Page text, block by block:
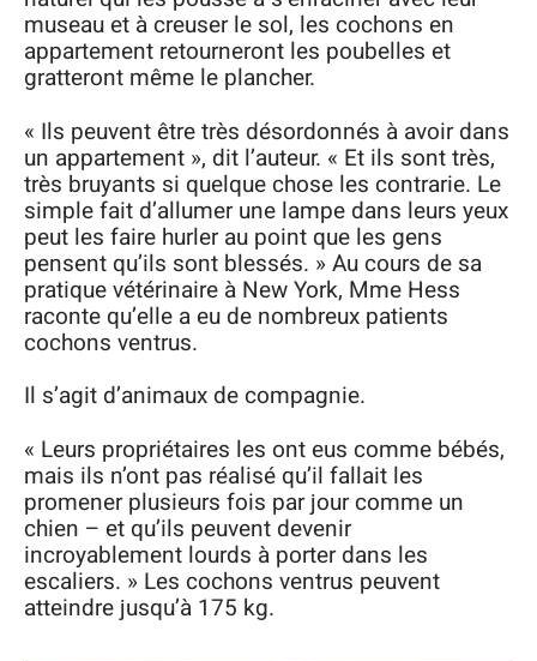
museau et à creuser le sol, les cochons en
appartement retourneront les poubelles et
gratteront même le plancher.
« Ils peuvent être très désordonnés à avoir dans
un appartement », dit l’auteur. « Et ils sont très,
très bruyants si quelque chose les contrarie. Le
simple fait d’allumer une lampe dans leurs yeux
peut les faire hurler au point que les gens
pensent qu’ils sont blessés. » Au cours de sa
pratique vétérinaire à New York, Mme Hess
raconte qu’elle a eu de nombreux patients
cochons ventrus.
Il s’agit d’animaux de compagnie.
« Leurs propriétaires les ont eus comme bébés,
mais ils n’ont pas réalisé qu’il fallait les
promener plusieurs fois par jour comme un
chien – et qu’ils peuvent devenir
incroyablement lourds à porter dans les
escaliers. » Les cochons ventrus peuvent
atteindre jusqu’à 175 kg.